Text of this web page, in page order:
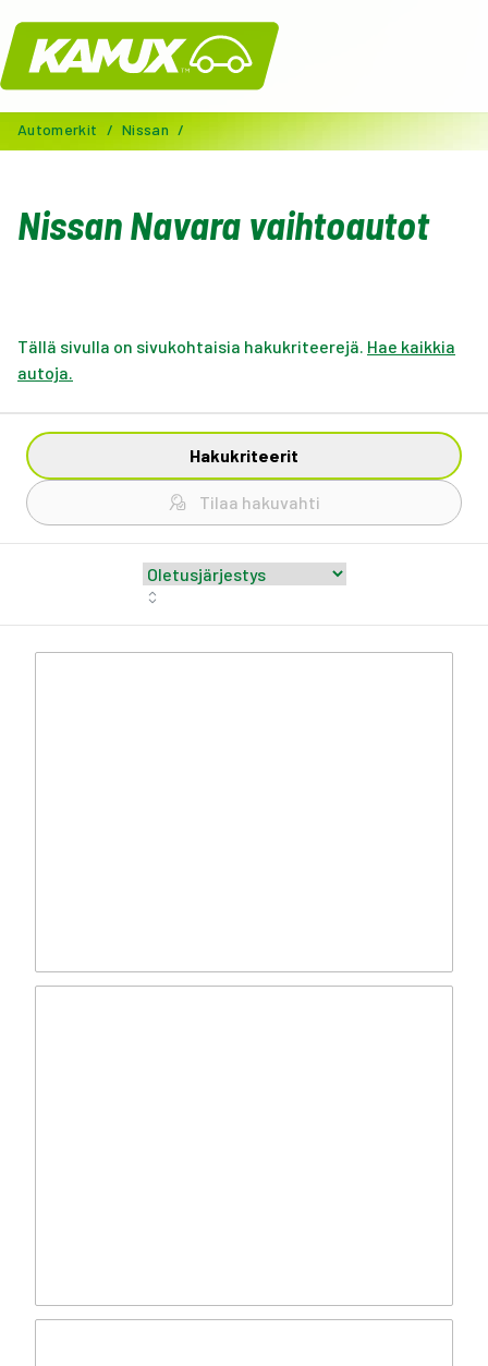
Kamux
Automerkit / Nissan /
Nissan Navara vaihtoautot
Tällä sivulla on sivukohtaisia hakukriteerejä. Hae kaikkia
autoja.
Hakukriteerit
Tilaa hakuvahti